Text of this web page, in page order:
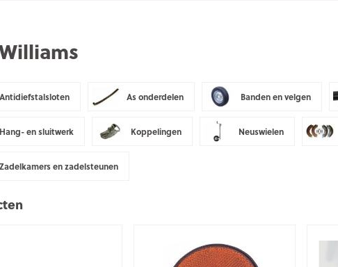
Antidiefstalsloten As onderdelen Banden en velgen
Hang- en sluitwerk Koppelingen Neuswielen
Zadelkamers en zadelsteunen